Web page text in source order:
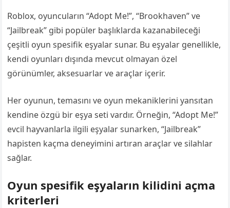
Roblox, oyuncuların “Adopt Me!”, “Brookhaven” ve
“Jailbreak” gibi popüler başlıklarda kazanabileceği
çeşitli oyun spesifik eşyalar sunar. Bu eşyalar genellikle,
kendi oyunları dışında mevcut olmayan özel
görünümler, aksesuarlar ve araçlar içerir.
Her oyunun, temasını ve oyun mekaniklerini yansıtan
kendine özgü bir eşya seti vardır. Örneğin, “Adopt Me!”
evcil hayvanlarla ilgili eşyalar sunarken, “Jailbreak”
hapisten kaçma deneyimini artıran araçlar ve silahlar
sağlar.
Oyun spesifik eşyaların kilidini açma
kriterleri